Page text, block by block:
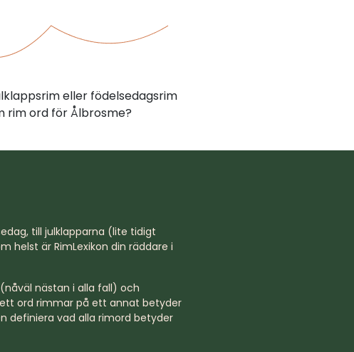
eller födelsedagsrim
rim ord för Ålbrosme?
till julklapparna (lite tidigt
helst är RimLexikon din räddare i
nästan i alla fall) och
ord rimmar på ett annat betyder
definiera vad alla rimord betyder